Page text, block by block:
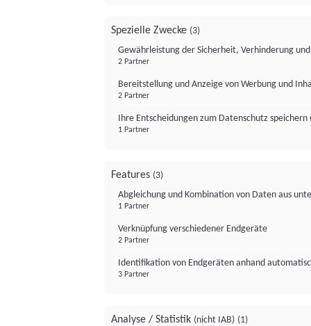
Spezielle Zwecke (3)
Gewährleistung der Sicherheit, Verhinderung
2 Partner
Bereitstellung und Anzeige von Werbung und
2 Partner
Ihre Entscheidungen zum Datenschutz
1 Partner
Features (3)
Abgleichung und Kombination von Daten aus
1 Partner
Verknüpfung verschiedener Endgeräte
2 Partner
Identifikation von Endgeräten anhand
3 Partner
Analyse / Statistik (nicht IAB) (1)